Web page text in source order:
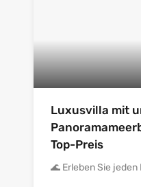
Luxusvilla mit
Top-Preis
🌊 Erleben Sie jeden